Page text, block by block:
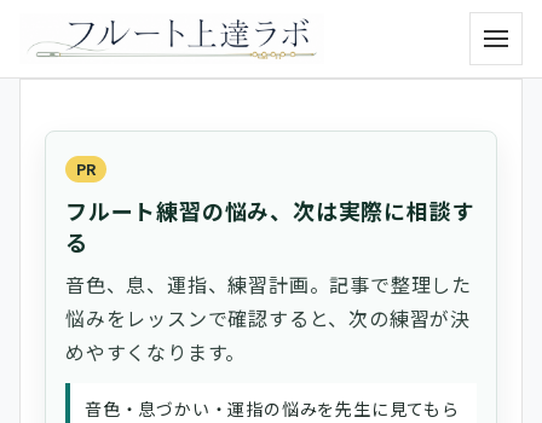
メニ
PR
フルート練習の悩み、次は実際に相談す
る
音色、息、運指、練習計画。記事で整理した
悩みをレッスンで確認すると、次の練習が決
めやすくなります。
音色・息づかい・運指の悩みを先生に見てもら